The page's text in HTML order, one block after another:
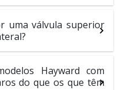
uma válvula superior
Hayward com
do que os que têm